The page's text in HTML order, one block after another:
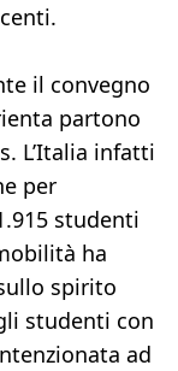
il convegno
partono
L’Italia infatti
per
studenti
ha
spirito
studenti con
ad